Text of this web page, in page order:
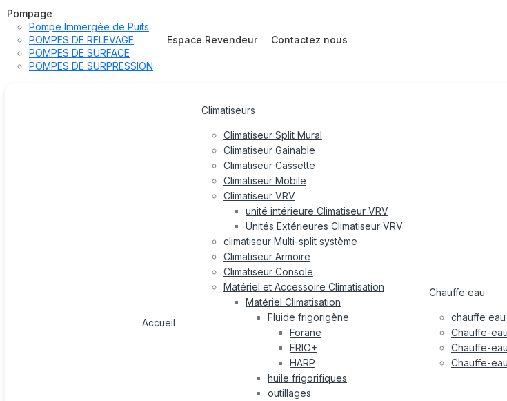
Pompage
Pompe Immergée de Puits
POMPES DE RELEVAGE
POMPES DE SURFACE
POMPES DE SURPRESSION
Espace Revendeur Contactez nous
Accueil
Climatiseurs
Climatiseur Split Mural
Climatiseur Gainable
Climatiseur Cassette
Climatiseur Mobile
Climatiseur VRV
unité intérieure Climatiseur VRV
Unités Extérieures Climatiseur VRV
climatiseur Multi-split système
Climatiseur Armoire
Climatiseur Console
Matériel et Accessoire Climatisation
Matériel Climatisation
Fluide frigorigène
Forane
FRIO+
HARP
huile frigorifiques
outillages
Chauffe eau
chauffe
Chauffe-
Chauffe-
Chauffe-